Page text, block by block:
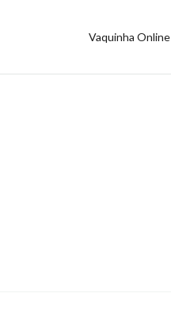
Vaquinha Online